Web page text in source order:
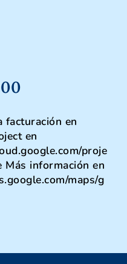
facturación en
en
proje
Más información en
maps/g